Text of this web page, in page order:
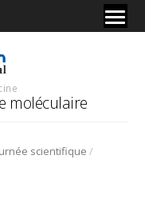
moléculaire
scientifique /